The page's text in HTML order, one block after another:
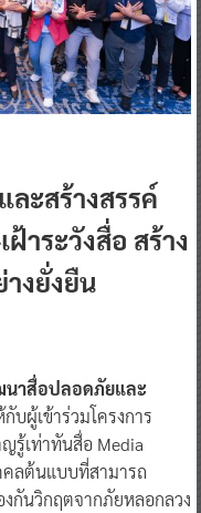
ะสร้างสรรค์
าระวังสื่อ สร้าง
างยั่งยืน
าสื่อปลอดภัยและ
บผู้เข้าร่วมโครงการ
รู้เท่าทันสื่อ Media
คลต้นแบบที่สามารถ
งกันวิกฤตจากภัยหลอกลวง